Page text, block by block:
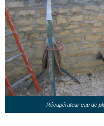
Récupérateur eau de